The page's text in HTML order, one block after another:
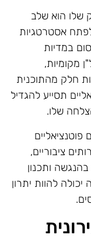
שלו הוא שלב
אסטרטגיות
במדיות
מקומיות,
חלק מהתוכנית
תסייע להגדיל
שלו.
ציבוריים,
ותכנון
להוות יתרון